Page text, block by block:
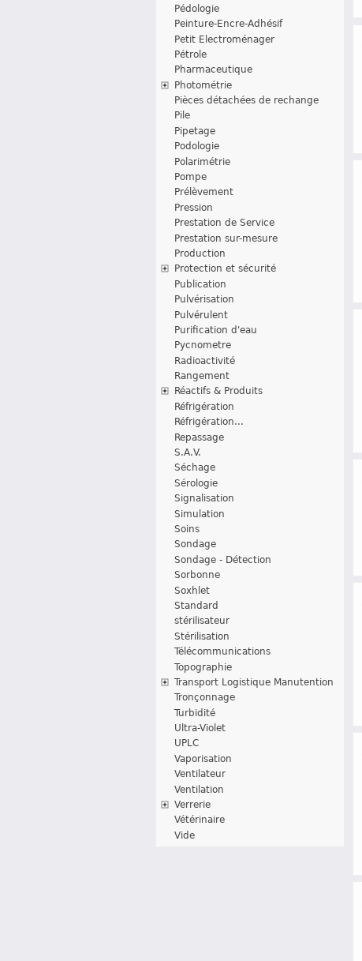
Pédologie
Peinture-Encre-Adhésif
Petit Electroménager
Pétrole
Pharmaceutique
Photométrie
Pièces détachées de rechange
Pile
Pipetage
Podologie
Polarimétrie
Pompe
Prélèvement
Pression
Prestation de Service
Prestation sur-mesure
Production
Protection et sécurité
Publication
Pulvérisation
Pulvérulent
Purification d'eau
Pycnometre
Radioactivité
Rangement
Réactifs & Produits
Réfrigération
Réfrigération...
Repassage
S.A.V.
Séchage
Sérologie
Signalisation
Simulation
Soins
Sondage
Sondage - Détection
Sorbonne
Soxhlet
Standard
stérilisateur
Stérilisation
Télécommunications
Topographie
Transport Logistique Manutention
Tronçonnage
Turbidité
Ultra-Violet
UPLC
Vaporisation
Ventilateur
Ventilation
Verrerie
Vétérinaire
Vide